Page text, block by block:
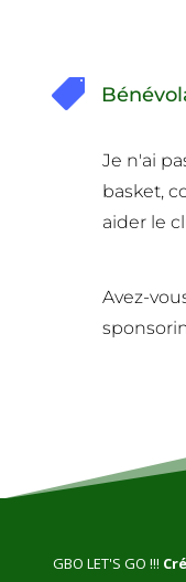

Je n'ai
basket,
aider le
Avez-
GBO LET'S GO !!!